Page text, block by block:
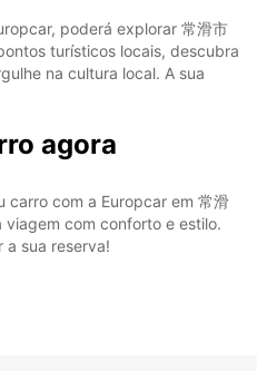
poderá explorar 常滑市
turísticos locais, descubra
na cultura local. A sua
agora
carro com a Europcar em 常滑
viagem com conforto e estilo.
a sua reserva!